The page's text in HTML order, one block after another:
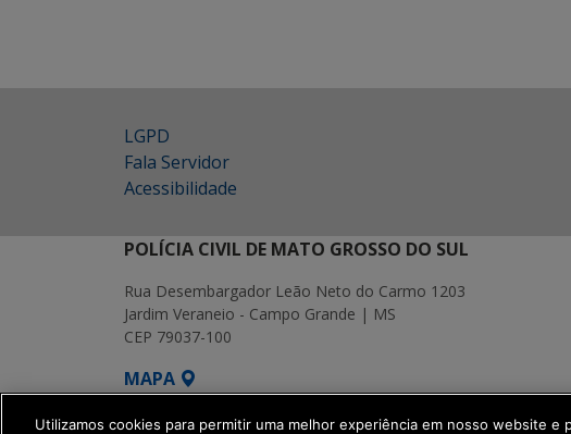
LGPD
Fala Servidor
Acessibilidade
POLÍCIA CIVIL DE MATO GROSSO DO SUL
Rua Desembargador Leão Neto do Carmo 1203
Jardim Veraneio - Campo Grande | MS
CEP 79037-100
MAPA
SETDIG | Secretaria-Executiva de Transformação
Utilizamos cookies para permitir uma melhor experiência em nosso website e